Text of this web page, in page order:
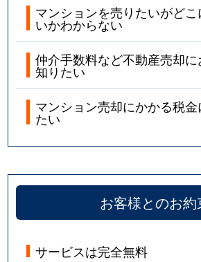
マンションを売りたいがど
いかわからない
仲介手数料など不動産売却
知りたい
マンション売却にかかる税金
たい
お客様とのお約
サービスは完全無料